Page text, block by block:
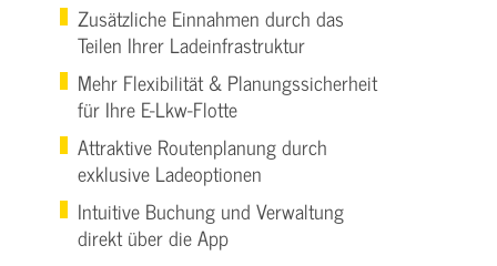
Zusätzliche Einnahmen durch das
Teilen Ihrer Ladeinfrastruktur
Mehr Flexibilität & Planungssicherheit
für Ihre E-Lkw-Flotte
Attraktive Routenplanung durch
exklusive Ladeoptionen
Intuitive Buchung und Verwaltung
direkt über die App